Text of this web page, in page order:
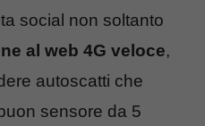
social non soltanto
al web 4G veloce,
autoscatti che
sensore da 5